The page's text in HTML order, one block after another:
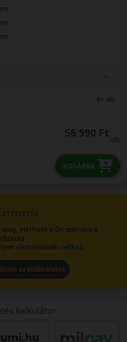
4+ db
56 590 Ft
/db
KOSÁRBA
meg, elérhető-e Ön számára a
elköteleződés nélkül!
az előbírálatot
kalkulátor